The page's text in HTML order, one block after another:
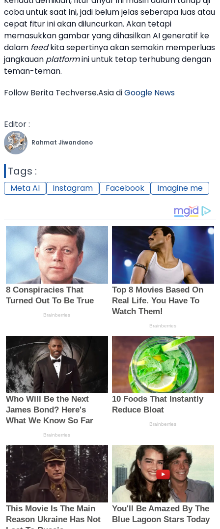
coba untuk saat ini, jadi belum jelas seberapa luas atau
cepat fitur ini akan diluncurkan. Akan tetapi
memasukkan gambar yang dihasilkan AI generatif ke
dalam feedkita sepertinya akan semakin memperluas
jangkauan platformini untuk tetap terhubung dengan
teman-teman.
Follow Berita Techverse.Asia diGoogle News
Editor :
Rahmat Jiwandono
Tags :
Meta AI Instagram Facebook Imagine me